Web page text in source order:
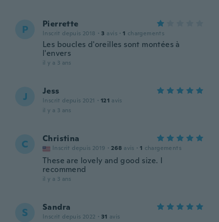
P Pierrette
Inscrit depuis 2018 · 3 avis · 1 chargements
Les boucles d'oreilles sont montées à
l'envers
il y a 3 ans
J Jess
Inscrit depuis 2021 · 121 avis
il y a 3 ans
C Christina
Inscrit depuis 2019 · 268 avis · 1 chargements
These are lovely and good size. I
recommend
il y a 3 ans
S Sandra
Inscrit depuis 2022 · 31 avis